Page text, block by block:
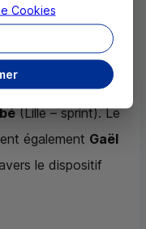
:Aude Clavier
sprint),Thomas
Jordier
(Lille – sprint). Le
également Gaël
le dispositif
Cookies